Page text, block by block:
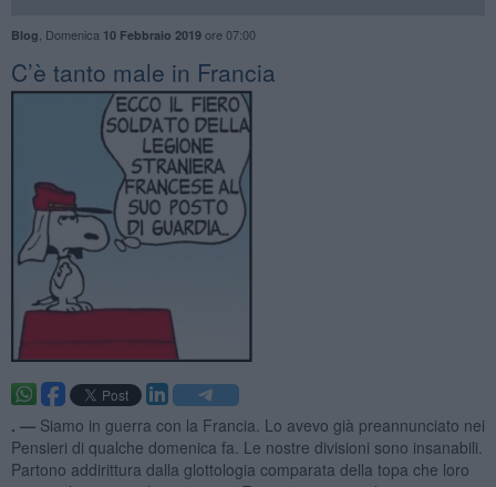
Blog Domenica 10 Febbraio 2019ore 07:00
C’è tanto male in Francia
. — Siamo in guerra con la Francia. Lo avevo già preannunciato nei
Pensieri di qualche domenica fa. Le nostre divisioni sono insanabili.
Partono addirittura dalla glottologia comparata della topa che loro